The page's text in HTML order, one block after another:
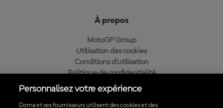
À propos
MotoGP Group
Utilisation des cookies
Conditions d'utilisation
Politique de confidentialité
Politique d’achat
Personnalisez votre expérience
Dorna et ses fournisseurs utilisent des cookies et des